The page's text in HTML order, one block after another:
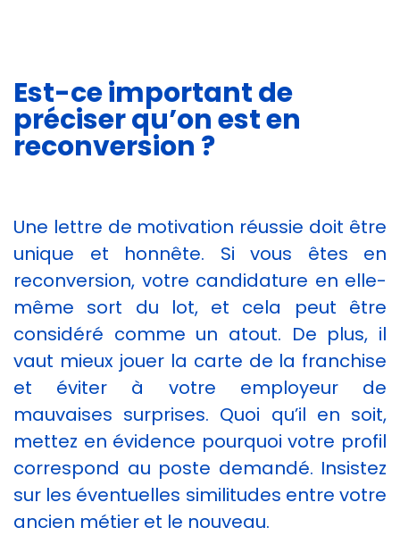
Est-ce important de
préciser qu’on est en
reconversion ?
Une lettre de motivation réussie doit être
unique et honnête. Si vous êtes en
reconversion, votre candidature en elle-
même sort du lot, et cela peut être
considéré comme un atout. De plus, il
vaut mieux jouer la carte de la franchise
et éviter à votre employeur de
mauvaises surprises. Quoi qu’il en soit,
mettez en évidence pourquoi votre profil
correspond au poste demandé. Insistez
sur les éventuelles similitudes entre votre
ancien métier et le nouveau.